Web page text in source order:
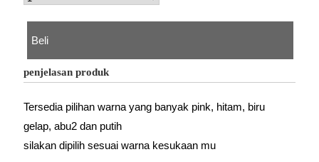
Beli
penjelasan produk
Tersedia pilihan warna yang banyak pink, hitam, biru
gelap, abu2 dan putih
silakan dipilih sesuai warna kesukaan mu